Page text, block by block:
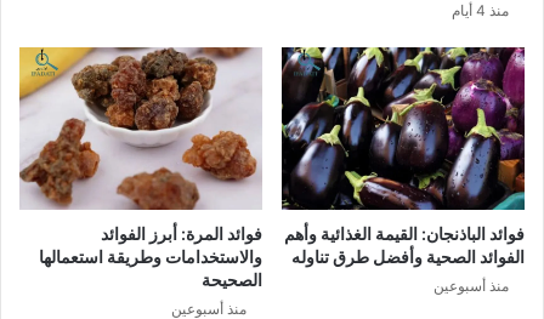
منذ 4 أيام
فوائد الباذنجان: القيمة الغذائية وأهم
الفوائد الصحية وأفضل طرق تناوله
منذ أسبوعين
فوائد المرة: أبرز الفوائد
والاستخدامات وطريقة استعمالها
الصحيحة
منذ أسبوعين